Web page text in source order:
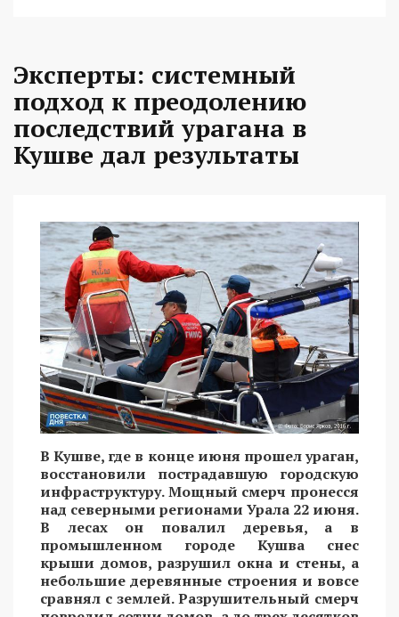
Эксперты: системный
подход к преодолению
последствий урагана в
Кушве дал результаты
В Кушве, где в конце июня прошел ураган,
восстановили пострадавшую городскую
инфраструктуру. Мощный смерч пронесся
над северными регионами Урала 22 июня.
В лесах он повалил деревья, а в
промышленном городе Кушва снес
крыши домов, разрушил окна и стены, а
небольшие деревянные строения и вовсе
сравнял с землей. Разрушительный смерч